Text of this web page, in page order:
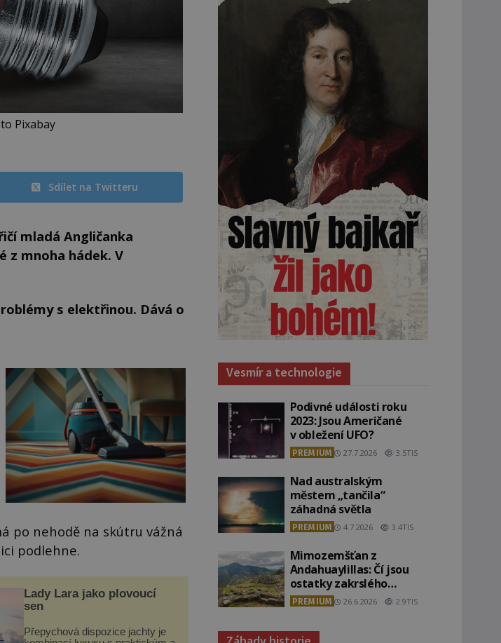
Pixabay
Sdílet na Twitteru
mladá Angličanka
z mnoha hádek. V
s elektřinou. Dává o
po nehodě na skútru vážná
podlehne.
Lady Lara jako plovoucí
sen
Přepychová dispozice jachty je
Vesmír a technologie
Podivné události roku
2023: Jsou Američané
v obležení UFO?
PREMIUM 27.7.2026 3.5TIS
Nad australským
městem „tančila“
záhadná světla
PREMIUM 4.7.2026 3.4TIS
Mimozemšťan z
Andahuaylillas: Čí jsou
ostatky zakrslého
stvoření s ohromnou
lebkou?
PREMIUM 26.6.2026 2.9TIS